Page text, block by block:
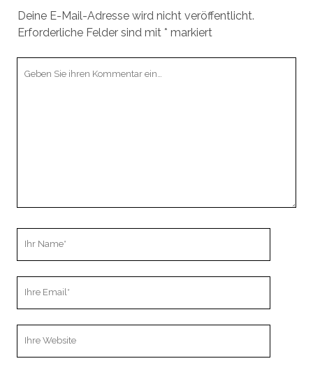
Deine E-Mail-Adresse wird nicht veröffentlicht.
Erforderliche Felder sind mit * markiert